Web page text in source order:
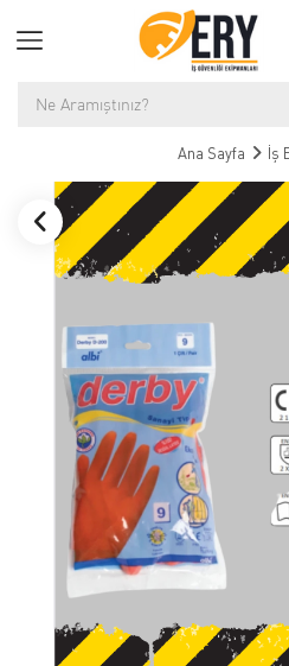
Ana Sayfa İş